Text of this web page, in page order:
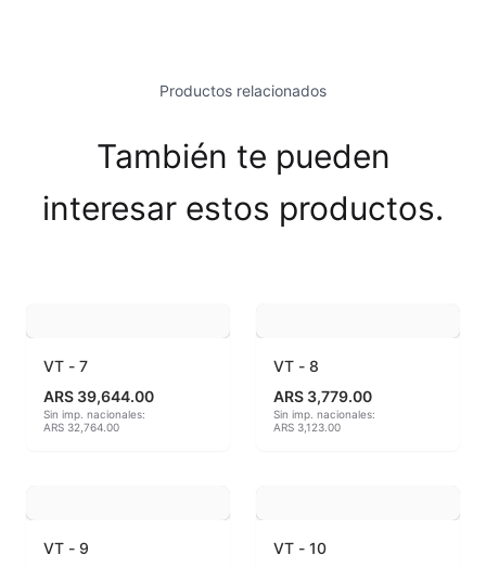
Esmaltes Mates y Satinados
Esmaltes para enlozado de chapa
Esmaltes para gres (1150º - 1200º)
Granillas (970ºC-1020ºC)
Productos relacionados
También te pueden
interesar estos productos.
VT - 7
ARS 39,644.00
Sin imp. nacionales:
ARS 32,764.00
VT - 8
ARS 3,779.00
Sin imp. nacionales:
ARS 3,123.00
VT - 9
VT - 10